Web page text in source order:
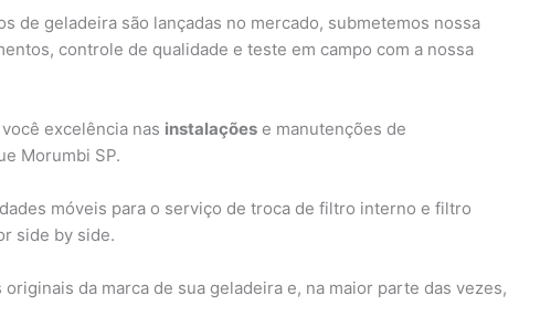
de geladeira são lançadas no mercado, submetemos nossa
controle de qualidade e teste em campo com a nossa
excelência nas instalações e manutenções de
Morumbi SP.
móveis para o serviço de troca de filtro interno e filtro
side by side.
da marca de sua geladeira e, na maior parte das vezes,